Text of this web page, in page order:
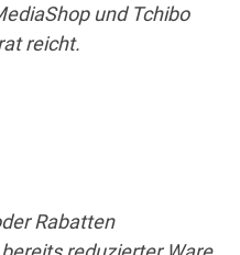
und Tchibo
reicht.
Rabatten